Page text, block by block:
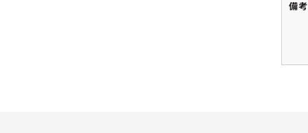
備考